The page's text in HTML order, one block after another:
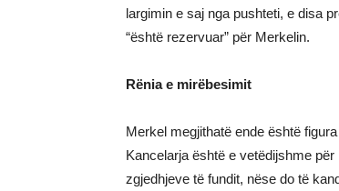
largimin e saj nga pushteti, e disa
“është rezervuar” për Merkelin.
Rënia e mirëbesimit
Merkel megjithatë ende është
Kancelarja është e vetëdijshme
zgjedhjeve të fundit, nëse do të